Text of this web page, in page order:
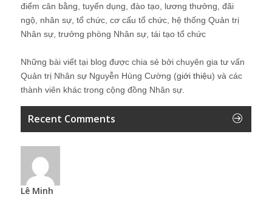
điểm cân bằng, tuyển dụng, đào tạo, lương thưởng, đãi
ngộ, nhân sự, tổ chức, cơ cấu tổ chức, hệ thống Quản trị
Nhân sự, trưởng phòng Nhân sự, tái tạo tổ chức
Những bài viết tại blog được chia sẻ bởi chuyên gia tư vấn
Quản trị Nhân sự Nguyễn Hùng Cường (giới thiệu) và các
thành viên khác trong cộng đồng Nhân sự.
Recent Comments
Lê Minh